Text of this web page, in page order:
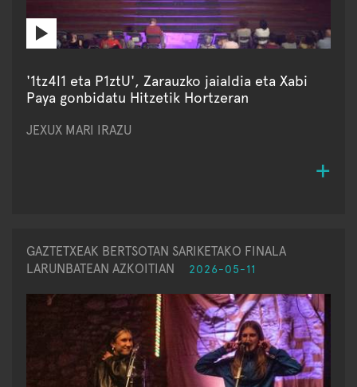
'1tz4l1 eta P1ztU', Zarauzko jaialdia eta Xabi
Paya gonbidatu Hitzetik Hortzeran
JEXUX MARI IRAZU
GAZTETXEAK BERTSOTAN SARIKETAKO FINALA
LARUNBATEAN AZKOITIAN
2026-05-11